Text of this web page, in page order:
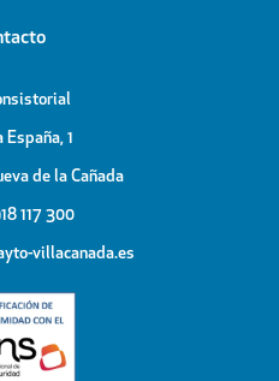
España, 1
de la Cañada
117 300
villacanada.es